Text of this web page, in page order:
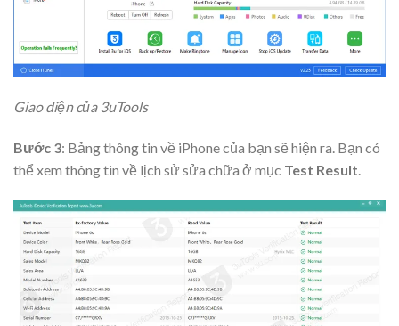
Giao diện của 3uTools
Bước 3: Bảng thông tin về iPhone của bạn sẽ hiện ra. Bạn có
thể xem thông tin về lịch sử sửa chữa ở mục Test Result